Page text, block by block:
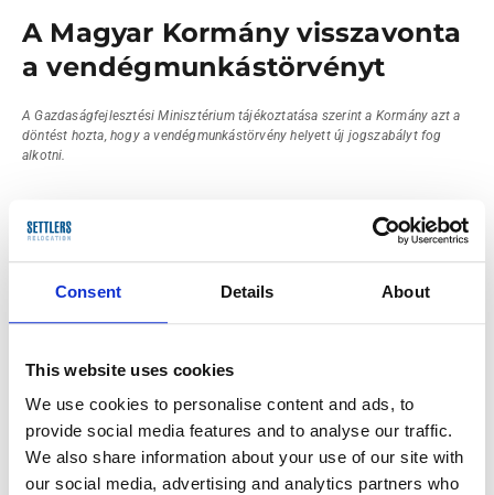
Consent Details About
This website uses cookies
We use cookies to personalise content and ads, to
provide social media features and to analyse our traffic.
We also share information about your use of our site with
our social media, advertising and analytics partners who
A Magyar Kormány visszavonta
a vendégmunkástörvényt
A Gazdaságfejlesztési Minisztérium tájékoztatása szerint a Kormány azt a
döntést hozta, hogy a vendégmunkástörvény helyett új jogszabályt fog
alkotni.
A 2023. évi L. törvénynek 2023.11.01. volt a tervezett hatálybalépése,
részletesen szabályozta volna a vendégmunkások magyarországi
és munkavállalásával kapcsolatos szabályokat és a
vendégmunkástörvény helyett új jogszabályt fog alkotni.
A teljes körű szabályozás megalkotásáig a vendégmunkások
magyarországi foglalkoztatásáról szóló törvény alkalmazására tehát
nem kerül sor.